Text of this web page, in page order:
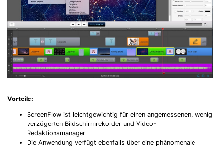
Vorteile:
ScreenFlow ist leichtgewichtig für einen angemessenen, wenig
verzögerten Bildschirmrekorder und Video-
Redaktionsmanager
Die Anwendung verfügt ebenfalls über eine phänomenale